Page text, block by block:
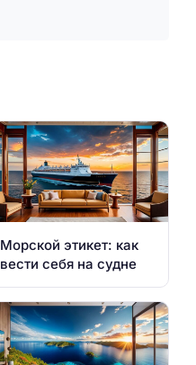
Морской этикет: как
вести себя на судне